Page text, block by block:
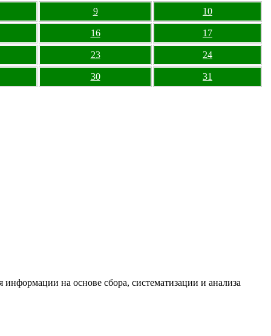
9 10
16 17
23 24
30 31
на основе сбора, систематизации и анализа